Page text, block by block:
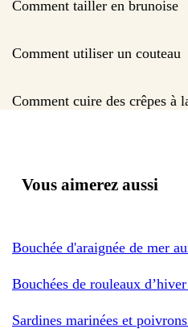
Comment tailler en brunoise
Comment utiliser un couteau
Comment cuire des crêpes à
Vous aimerez aussi
Bouchée d'araignée de mer
Bouchées de rouleaux
Sardines marinées et